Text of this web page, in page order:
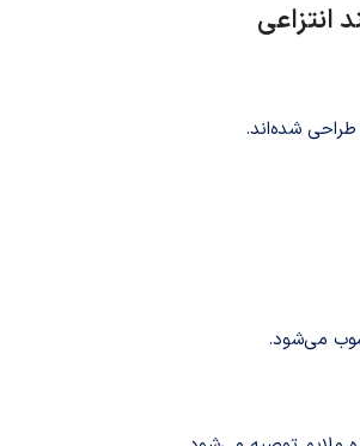
انتزاعی
شده‌اند.
می‌شود.